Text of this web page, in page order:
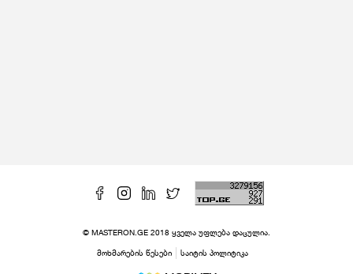
© MASTERON.GE 2018 ყველა უფლება დაცულია.
მოხმარების წესები საიტის პოლიტიკა